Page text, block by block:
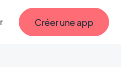
Créer une app